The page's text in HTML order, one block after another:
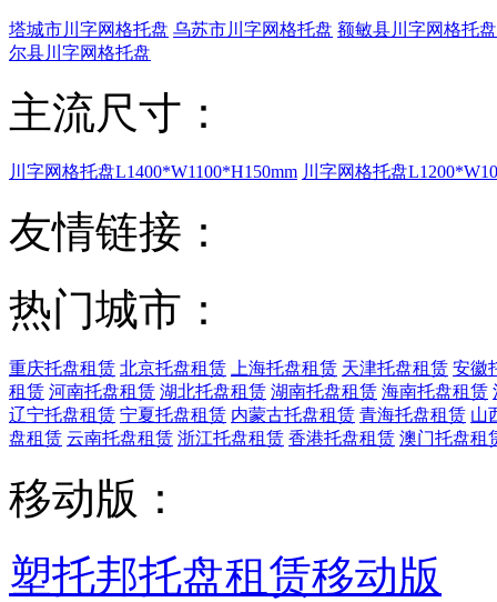
塔城市川字网格托盘 乌苏市川字网格托盘 额敏县川字网格托盘
尔县川字网格托盘
主流尺寸：
川字网格托盘L1400*W1100*H150mm 川字网格托盘
友情链接：
热门城市：
重庆托盘租赁 北京托盘租赁 上海托盘租赁 天津托盘租赁 安徽
租赁 河南托盘租赁 湖北托盘租赁 湖南托盘租赁 海南托盘租赁
辽宁托盘租赁 宁夏托盘租赁 内蒙古托盘租赁 青海托盘租赁 山
盘租赁 云南托盘租赁 浙江托盘租赁 香港托盘租赁 澳门托盘租
移动版：
塑托邦托盘租赁移动版